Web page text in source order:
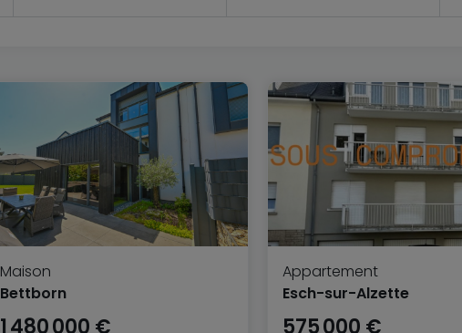
Maison
Bettborn
1 480 000 €
Appartement
Esch-sur-Alzette
575 000 €